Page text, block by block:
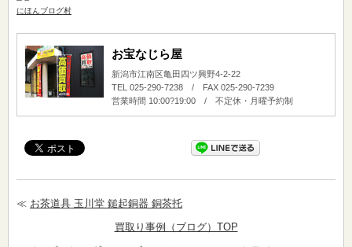
にほんブログ村
お宝なじら屋
新潟市江南区亀田四ツ興野4-2-22
TEL 025-290-7238 / FAX 025-290-7239
営業時間 10:00?19:00 / 不定休・月曜予約制
≪ お茶道具 玉川堂 鎚起銅器 銅茶托
買取り事例（ブログ）TOP